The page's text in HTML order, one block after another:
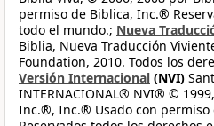
permiso de Biblica, Inc.®
todo el mundo.; Nueva
Biblia, Nueva Traducción
Foundation, 2010. Todos los
Versión Internacional (NVI)
INTERNACIONAL® NVI® ©
Inc.®, Inc.® Usado con